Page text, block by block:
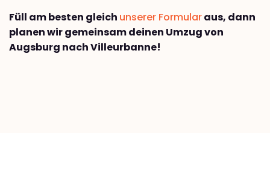
Füll am besten gleich unserer Formularaus, dann
planen wir gemeinsam deinen Umzug von
Augsburg nach Villeurbanne!